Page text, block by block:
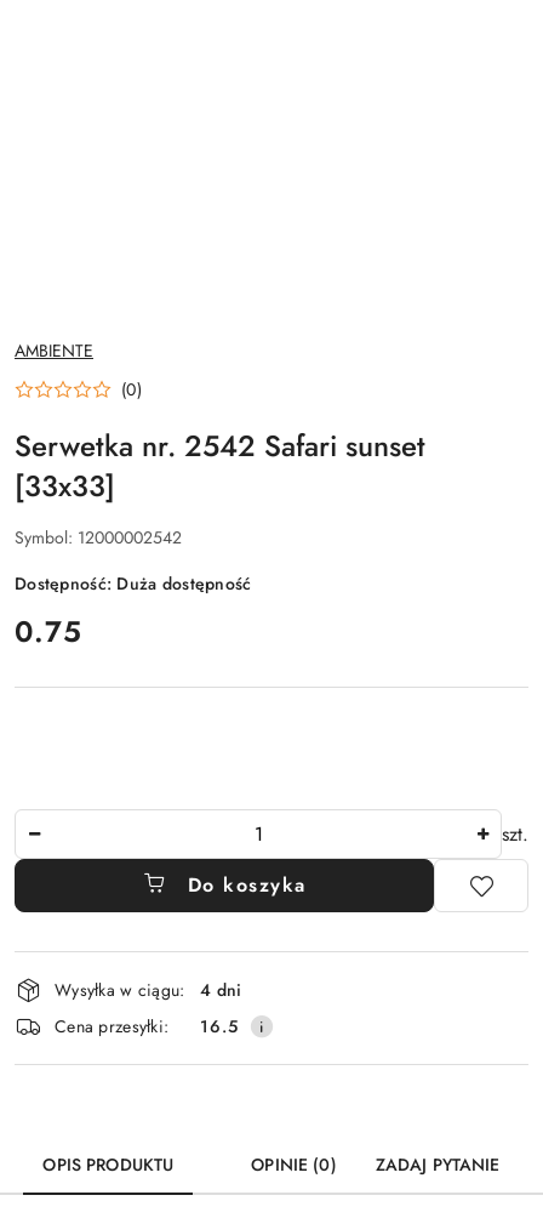
NAZWA
PRODUCENTA:
AMBIENTE
(0)
Serwetka nr. 2542 Safari sunset
[33x33]
Symbol: 12000002542
Dostępność: Duża dostępność
cena:
0.75
szt.
Do koszyka
Dostępność
i
dostawa
Wysyłka w ciągu:
4 dni
Cena przesyłki:
16.5
OPIS PRODUKTU OPINIE (0) ZADAJ PYTANIE